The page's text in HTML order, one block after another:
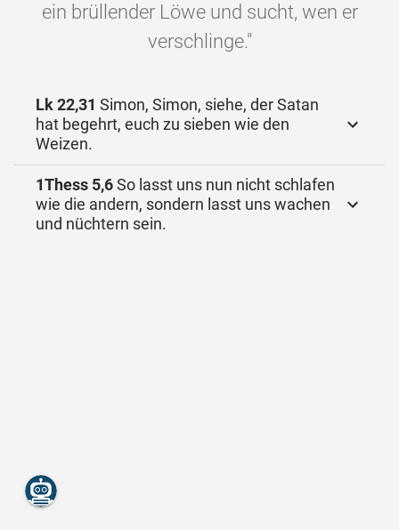
ein brüllender Löwe und sucht, wen er
verschlinge."
Lk 22,31 Simon, Simon, siehe, der Satan
hat begehrt, euch zu sieben wie den
Weizen.
1Thess 5,6So lasst uns nun nicht schlafen
wie die andern, sondern lasst uns wachen
und nüchtern sein.